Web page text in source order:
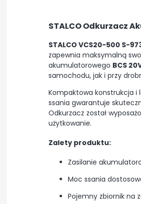
STALCO Odkurzacz
STALCO VCS20-500 S-
zapewnia maksymalną
akumulatorowego BCS
samochodu, jak i przy
Kompaktowa konstrukcja i
ssania gwarantuje
Odkurzacz został
użytkowanie.
Zalety produktu:
Zasilanie
Moc ssania
Pojemny zbiornik na